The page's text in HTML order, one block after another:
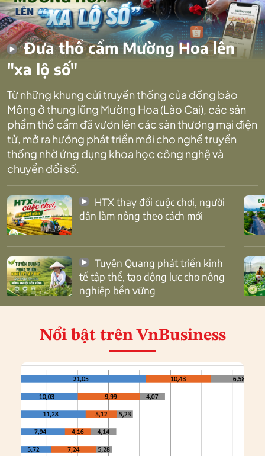
Đưa thổ cẩm Mường Hoa lên
"xa lộ số"
Từ những khung cửi truyền thống của đồng bào
Mông ở thung lũng Mường Hoa (Lào Cai), các sản
phẩm thổ cẩm đã vươn lên các sàn thương mại điện
tử, mở ra hướng phát triển mới cho nghề truyền
thống nhờ ứng dụng khoa học công nghệ và
chuyển đổi số.
dân làm nông theo cách mới
tế tập thể, tạo động lực cho nông
nghiệp bền vững
Nổi bật trên VnBusiness